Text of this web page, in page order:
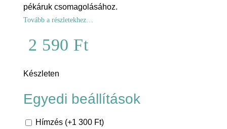
pékáruk csomagolásához.
Tovább a részletekhez…
2 590 Ft
Készleten
Egyedi beállítások
Hímzés (+1 300 Ft)